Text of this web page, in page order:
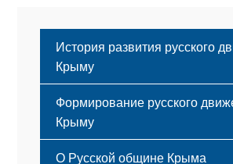
История развития русского
Крыму
Формирование русского
Крыму
Русский Крым
О Русской общине Крыма